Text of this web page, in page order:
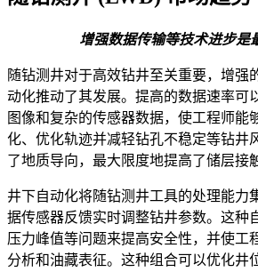
增强数据传输等技术进步是
随钻测井对于高效钻井至关重要，增强
动化推动了其发展。提高的数据速率可
图像和复杂的传感器数据，使工程师能
化、优化轨迹并减轻钻孔不稳定等钻井
了地质导向，最大限度地提高了储层接
井下自动化将随钻测井工具的处理能力
据传感器反馈实时调整钻井参数。这种
压力峰值等问题来提高安全性，并使工
分析和油藏表征。这种组合可以优化井